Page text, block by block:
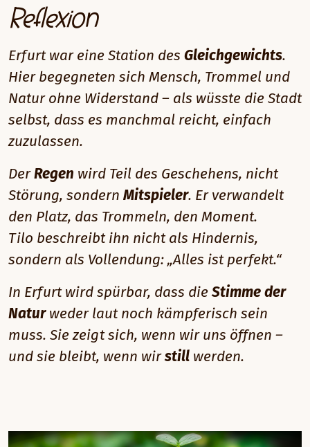
Reflexion
Erfurt war eine Station des Gleichgewichts.
Hier begegneten sich Mensch, Trommel und
Natur ohne Widerstand – als wüsste die Stadt
selbst, dass es manchmal reicht, einfach
zuzulassen.
Der Regen wird Teil des Geschehens, nicht
Störung, sondern Mitspieler. Er verwandelt
den Platz, das Trommeln, den Moment.
Tilo beschreibt ihn nicht als Hindernis,
sondern als Vollendung: „Alles ist perfekt.“
In Erfurt wird spürbar, dass die Stimme der
Naturweder laut noch kämpferisch sein
muss. Sie zeigt sich, wenn wir uns öffnen –
und sie bleibt, wenn wir still werden.